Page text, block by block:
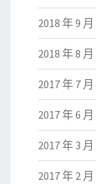
2018 年 9 月
2018 年 8 月
2017 年 7 月
2017 年 6 月
2017 年 3 月
2017 年 2 月